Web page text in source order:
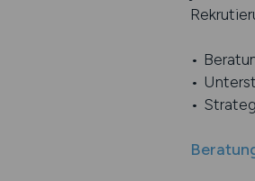
•
•
•